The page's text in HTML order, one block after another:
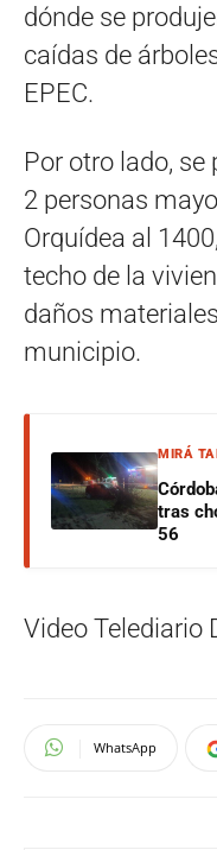
dónde se
caídas de
EPEC.
Por otro lado,
2 personas
Orquídea al
techo de la
daños
municipio.
MIRÁ
tras
56
Video Telediario
WhatsApp